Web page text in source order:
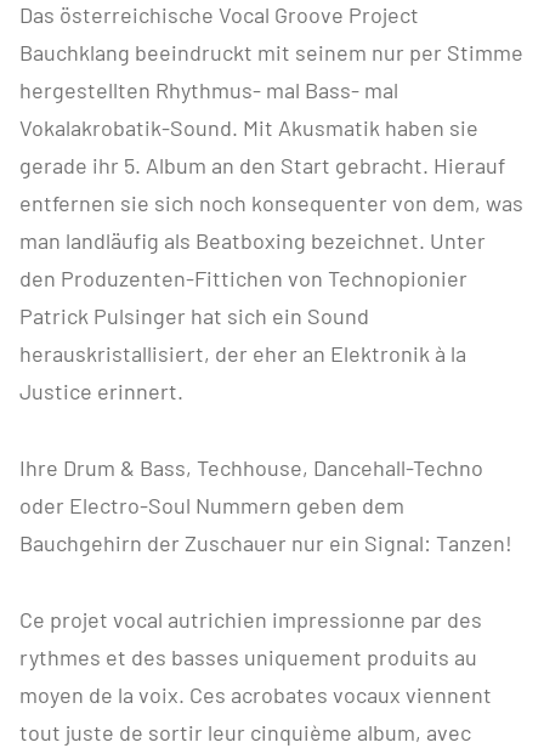
Das österreichische Vocal Groove Project
Bauchklang beeindruckt mit seinem nur per Stimme
hergestellten Rhythmus- mal Bass- mal
Vokalakrobatik-Sound. Mit Akusmatik haben sie
gerade ihr 5. Album an den Start gebracht. Hierauf
entfernen sie sich noch konsequenter von dem, was
man landläufig als Beatboxing bezeichnet. Unter
den Produzenten-Fittichen von Technopionier
Patrick Pulsinger hat sich ein Sound
herauskristallisiert, der eher an Elektronik à la
Justice erinnert.
Ihre Drum & Bass, Techhouse, Dancehall-Techno
oder Electro-Soul Nummern geben dem
Bauchgehirn der Zuschauer nur ein Signal: Tanzen!
Ce projet vocal autrichien impressionne par des
rythmes et des basses uniquement produits au
moyen de la voix. Ces acrobates vocaux viennent
tout juste de sortir leur cinquième album, avec